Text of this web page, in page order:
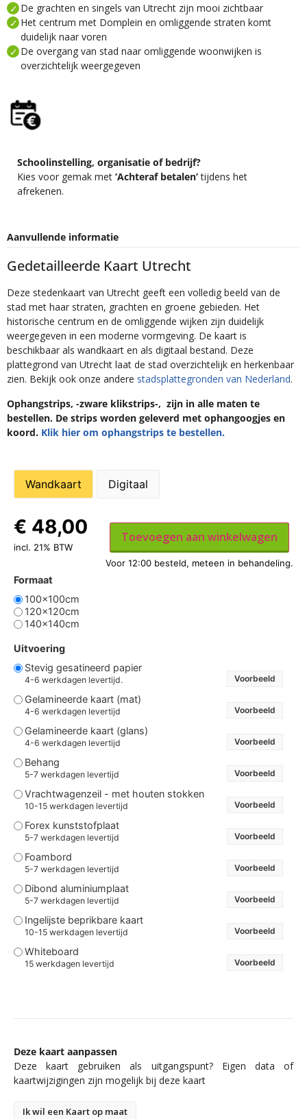
De grachten en singels van Utrecht zijn mooi zichtbaar
Het centrum met Domplein en omliggende straten komt
duidelijk naar voren
De overgang van stad naar omliggende woonwijken is
overzichtelijk weergegeven
Schoolinstelling, organisatie of bedrijf?
Kies voor gemak met ‘Achteraf betalen’tijdens het
afrekenen.
Aanvullende informatie
Gedetailleerde Kaart Utrecht
Deze stedenkaart van Utrecht geeft een volledig beeld van de
stad met haar straten, grachten en groene gebieden. Het
historische centrum en de omliggende wijken zijn duidelijk
weergegeven in een moderne vormgeving. De kaart is
beschikbaar als wandkaart en als digitaal bestand. Deze
plattegrond van Utrecht laat de stad overzichtelijk en herkenbaar
zien. Bekijk ook onze andere stadsplattegronden van Nederland.
Ophangstrips, -zware klikstrips-, zijn in alle maten te
bestellen. De strips worden geleverd met ophangoogjes en
koord. Klik hier om ophangstrips te bestellen.
Wandkaart Digitaal
Formaat
100x100cm
120x120cm
140x140cm
Uitvoering
Stevig gesatineerd papier
4-6 werkdagen levertijd. Voorbeeld
Gelamineerde kaart (mat)
4-6 werkdagen levertijd Voorbeeld
Gelamineerde kaart (glans)
4-6 werkdagen levertijd Voorbeeld
Behang
5-7 werkdagen levertijd Voorbeeld
Vrachtwagenzeil - met houten stokken
10-15 werkdagen levertijd Voorbeeld
Forex kunststofplaat
5-7 werkdagen levertijd Voorbeeld
Foambord
5-7 werkdagen levertijd Voorbeeld
Dibond aluminiumplaat
5-7 werkdagen levertijd Voorbeeld
Ingelijste beprikbare kaart
10-15 werkdagen levertijd Voorbeeld
Whiteboard
15 werkdagen levertijd Voorbeeld
€ 48,00
incl. 21% BTW
Toevoegen aan winkelwagen
Deze kaart aanpassen
Deze kaart gebruiken als uitgangspunt? Eigen data of
kaartwijzigingen zijn mogelijk bij deze kaart
Ik wil een Kaart op maat